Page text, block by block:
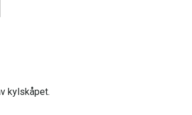
kylskåpet.